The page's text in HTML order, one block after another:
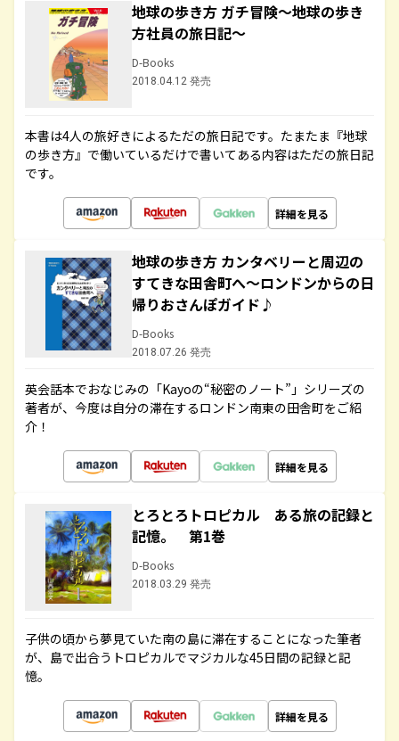
地球の歩き方 ガチ冒険～地球の歩き
方社員の旅日記～
D-Books
2018.04.12 発売
本書は4人の旅好きによるただの旅日記です。たまたま『地球
の歩き方』で働いているだけで書いてある内容はただの旅日記
です。
詳細を見る
地球の歩き方 カンタベリーと周辺の
すてきな田舎町へ～ロンドンからの日
帰りおさんぽガイド♪
D-Books
2018.07.26 発売
英会話本でおなじみの「Kayoの“秘密のノート”」シリーズの
著者が、今度は自分の滞在するロンドン南東の田舎町をご紹
介！
詳細を見る
とろとろトロピカル ある旅の記録と
記憶。 第1巻
D-Books
2018.03.29 発売
子供の頃から夢見ていた南の島に滞在することになった筆者
が、島で出合うトロピカルでマジカルな45日間の記録と記
憶。
詳細を見る